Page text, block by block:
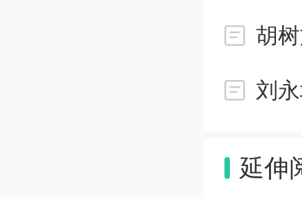
（免）
关于出
位”；“
胡
刘
延伸